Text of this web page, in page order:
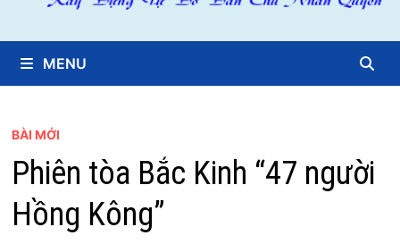
MENU
BÀI MỚI
Phiên tòa Bắc Kinh “47 người
Hồng Kông”